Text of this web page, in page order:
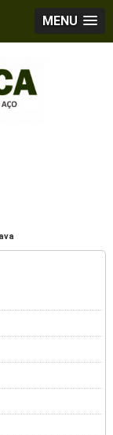
MENU